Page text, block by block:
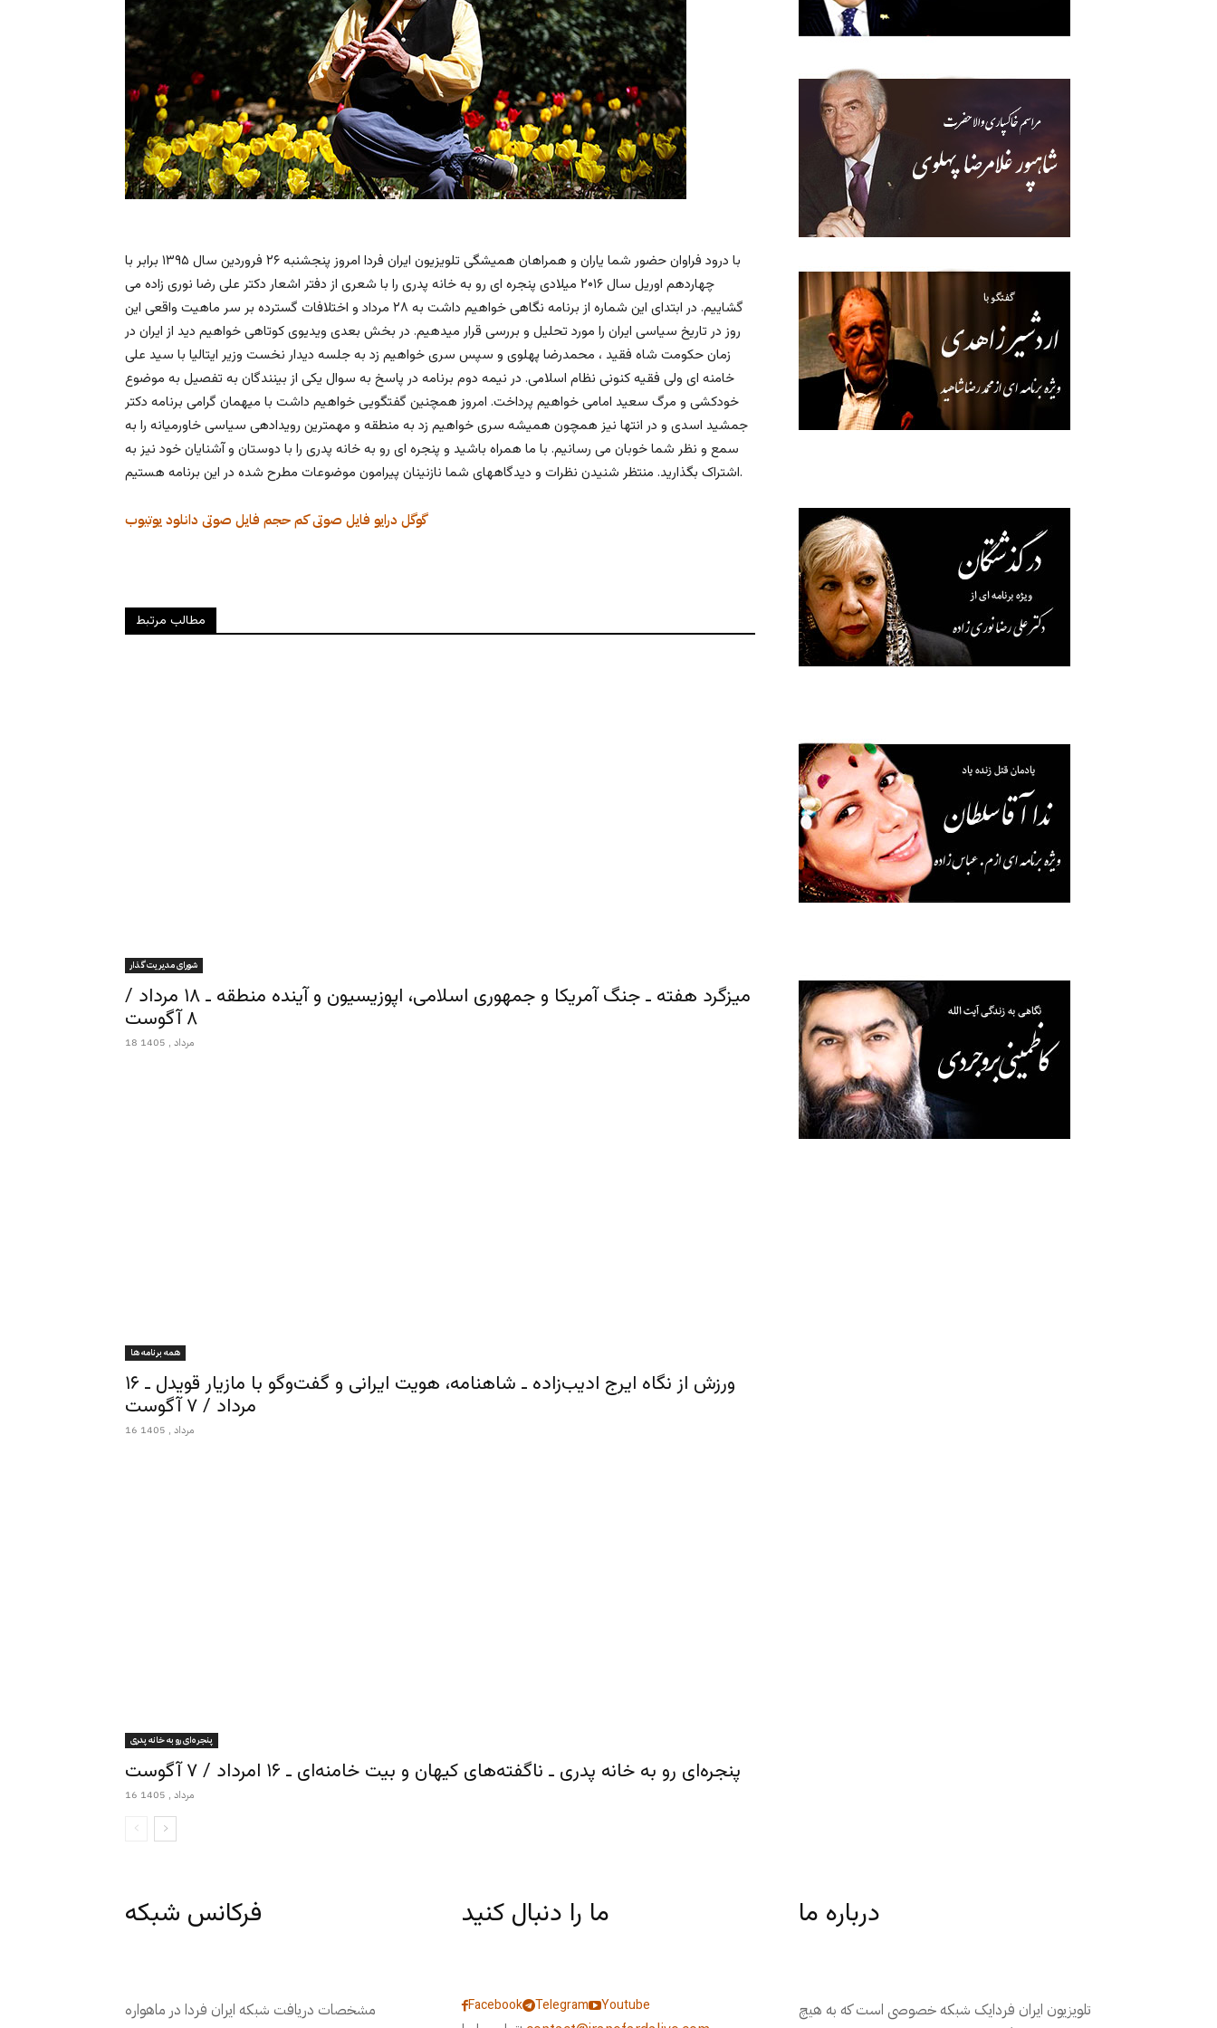
با درود فراوان حضور شما یاران و همراهان همیشگی تلویزیون ایران فردا امروز پنجشنبه ۲۶ فروردین سال ۱۳۹۵ برابر با
چهاردهم اوریل سال ۲۰۱۶ میلادی پنجره ای رو به خانه پدری را با شعری از دفتر اشعار دکتر علی رضا نوری زاده می
گشاییم. در ابتدای این شماره از برنامه نگاهی خواهیم داشت به ۲۸ مرداد و اختلافات گسترده بر سر ماهیت واقعی این
روز در تاریخ سیاسی ایران را مورد تحلیل و بررسی قرار میدهیم. در بخش بعدی ویدیوی کوتاهی خواهیم دید از ایران در
زمان حکومت شاه فقید ، محمدرضا پهلوی و سپس سری خواهیم زد به جلسه دیدار نخست وزیر ایتالیا با سید علی
خامنه ای ولی فقیه کنونی نظام اسلامی. در نیمه دوم برنامه در پاسخ به سوال یکی از بینندگان به تفصیل به موضوع
خودکشی و مرگ سعید امامی خواهیم پرداخت. امروز همچنین گفتگویی خواهیم داشت با میهمان گرامی برنامه دکتر
جمشید اسدی و در انتها نیز همچون همیشه سری خواهیم زد به منطقه و مهمترین رویدادهی سیاسی خاورمیانه را به
سمع و نظر شما خوبان می رسانیم. با ما همراه باشید و پنجره ای رو به خانه پدری را با دوستان و آشنایان خود نیز به
اشتراک بگذارید. منتظر شنیدن نظرات و دیدگاههای شما نازنینان پیرامون موضوعات مطرح شده در این برنامه هستیم.
یوتیوب دانلود فایل صوتی فایل صوتی کم حجم گوگل درایو
مطالب مرتبط
شورای مدیریت گذار
میزگرد هفته ـ جنگ آمریکا و جمهوری اسلامی، اپوزیسیون و آینده منطقه ـ ۱۸ مرداد /
۸ آگوست
18 مرداد , 1405
همه برنامه ها
ورزش از نگاه ایرج ادیب‌زاده ـ شاهنامه، هویت ایرانی و گفت‌وگو با مازیار قویدل ـ ۱۶
مرداد / ۷ آگوست
16 مرداد , 1405
پنجره‌ای رو به خانه پدری
پنجره‌ای رو به خانه پدری ـ ناگفته‌های کیهان و بیت خامنه‌ای ـ ۱۶ امرداد / ۷ آگوست
16 مرداد , 1405
فرکانس شبکه
مشخصات دریافت شبکه ایران فردا در ماهواره
ما را دنبال کنید
Facebook Telegram Youtube
درباره ما
تلویزیون ایران فردایک شبکه خصوصی است که به هیچ